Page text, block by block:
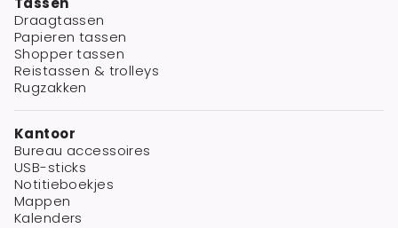
Draagtassen
Papieren tassen
Shopper tassen
Reistassen & trolleys
Rugzakken
Kantoor
Bureau accessoires
USB-sticks
Notitieboekjes
Mappen
Kalenders